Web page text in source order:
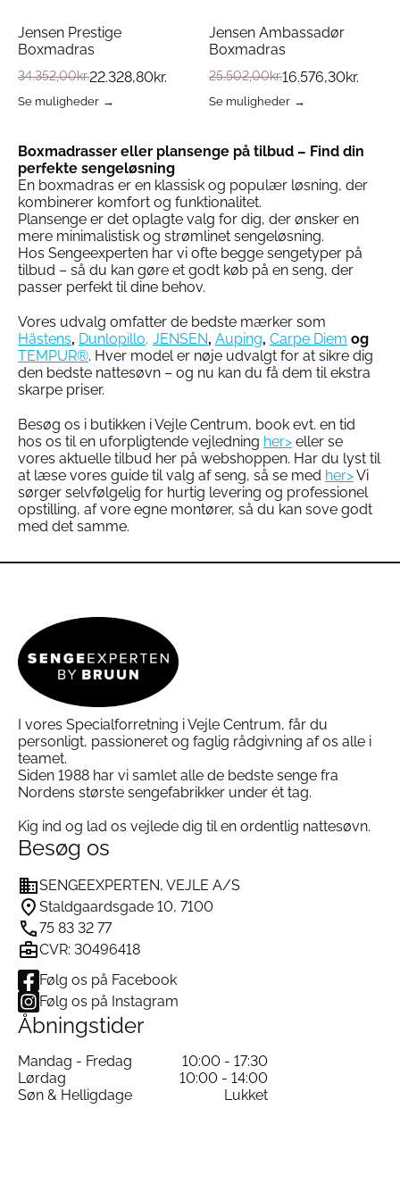
Jensen Prestige
Boxmadras
34.352,00kr.22.328,80kr.
Se muligheder
har
flere
varianter.
Mulighederne
kan
vælges
på
varesiden
Jensen Ambassadør
Boxmadras
25.502,00kr.16.576,30kr.
Se muligheder
har
flere
varianter.
Mulighederne
kan
vælges
på
varesiden
Boxmadrasser eller plansenge på tilbud – Find din
perfekte sengeløsning
En boxmadras er en klassisk og populær løsning, der
kombinerer komfort og funktionalitet.
Plansenge er det oplagte valg for dig, der ønsker en
mere minimalistisk og strømlinet sengeløsning.
Hos Sengeexperten har vi ofte begge sengetyper på
tilbud – så du kan gøre et godt køb på en seng, der
passer perfekt til dine behov.
Vores udvalg omfatter de bedste mærker som
Hästens, Dunlopillo, JENSEN, Auping, Carpe Diem og
TEMPUR®. Hver model er nøje udvalgt for at sikre dig
den bedste nattesøvn – og nu kan du få dem til ekstra
skarpe priser.
Besøg os i butikken i Vejle Centrum, book evt. en tid
hos os til en uforpligtende vejledning her> eller se
vores aktuelle tilbud her på webshoppen. Har du lyst til
at læse vores guide til valg af seng, så se med her>Vi
sørger selvfølgelig for hurtig levering og professionel
opstilling, af vore egne montører, så du kan sove godt
med det samme.
I vores Specialforretning i Vejle Centrum, får du
personligt, passioneret og faglig rådgivning af os alle i
teamet.
Siden 1988 har vi samlet alle de bedste senge fra
Nordens største sengefabrikker under ét tag.
Kig ind og lad os vejlede dig til en ordentlig nattesøvn.
Besøg os
SENGEEXPERTEN, VEJLE A/S
Staldgaardsgade 10, 7100
75 83 32 77
CVR: 30496418
Følg os på Facebook
Følg os på Instagram
Åbningstider
Mandag - Fredag
10:00 - 17:30
Lørdag
10:00 - 14:00
Søn & Helligdage
Lukket